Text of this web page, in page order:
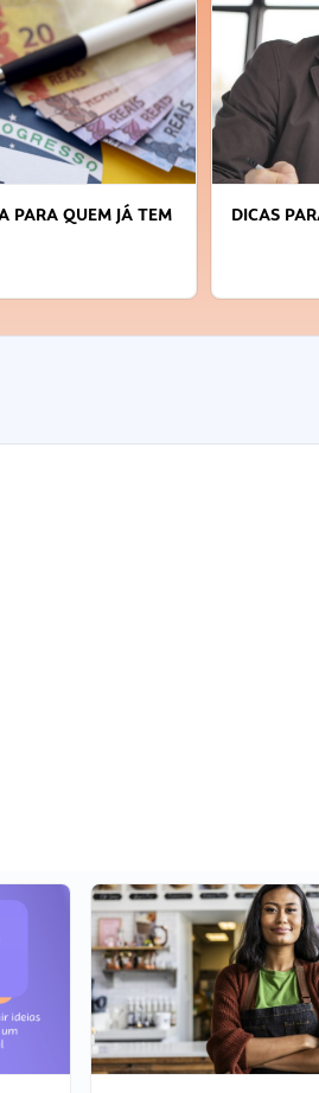
PARA QUEM JÁ TEM
DICAS